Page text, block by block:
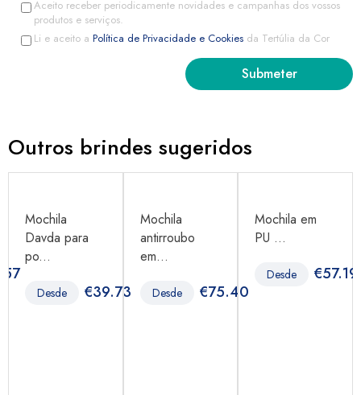
Aceito receber periodicamente novidades e campanhas dos vossos
produtos e serviços.
Li e aceito a Política de Privacidade e Cookies da Tertúlia da Cor
Outros brindes sugeridos
Mochila
Davda para
po...
Desde €39.73
Mochila
antirroubo
em...
Desde €75.40
Mochila em
PU ...
Desde €57.19